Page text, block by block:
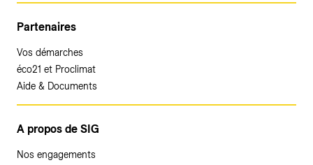
Partenaires
Vos démarches
éco21 et Proclimat
Aide & Documents
A propos de SIG
Nos engagements